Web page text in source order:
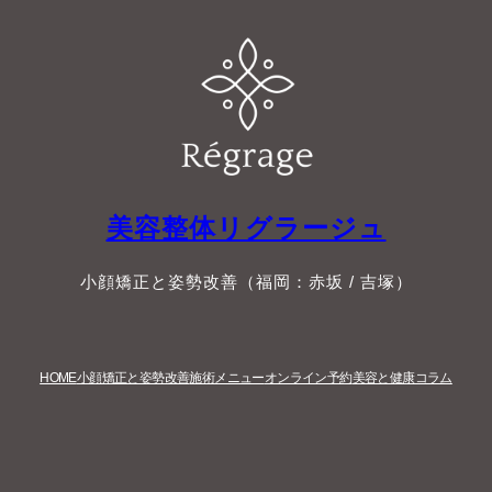
美容整体リグラージュ
小顔矯正と姿勢改善（福岡：赤坂 / 吉塚）
HOME小顔矯正と姿勢改善施術メニューオンライン予約美容と健康コラム